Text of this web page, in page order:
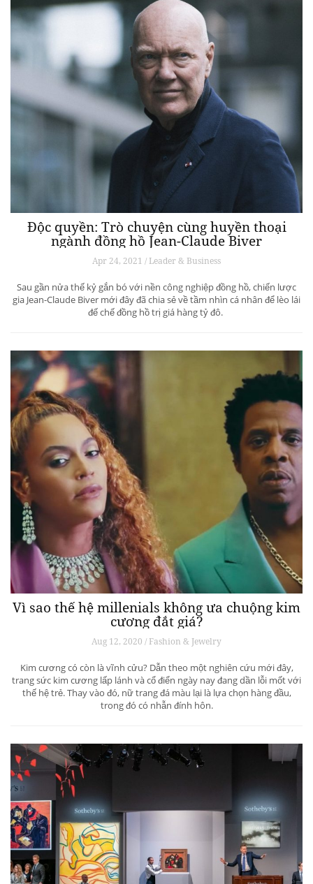
Độc quyền: Trò chuyện cùng huyền thoại
ngành đồng hồ Jean-Claude Biver
Apr 24, 2021 / Leader & Business
Sau gần nửa thế kỷ gắn bó với nền công nghiệp đồng hồ, chiến lược
gia Jean-Claude Biver mới đây đã chia sẻ về tầm nhìn cá nhân để lèo lái
đế chế đồng hồ trị giá hàng tỷ đô.
Vì sao thế hệ millenials không ưa chuộng kim
cương đắt giá?
Aug 12, 2020 / Fashion & Jewelry
Kim cương có còn là vĩnh cửu? Dẫn theo một nghiên cứu mới đây,
trang sức kim cương lấp lánh và cổ điển ngày nay đang dần lỗi mốt với
thế hệ trẻ. Thay vào đó, nữ trang đá màu lại là lựa chọn hàng đầu,
trong đó có nhẫn đính hôn.